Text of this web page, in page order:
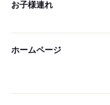
お子様連れ
ホームページ